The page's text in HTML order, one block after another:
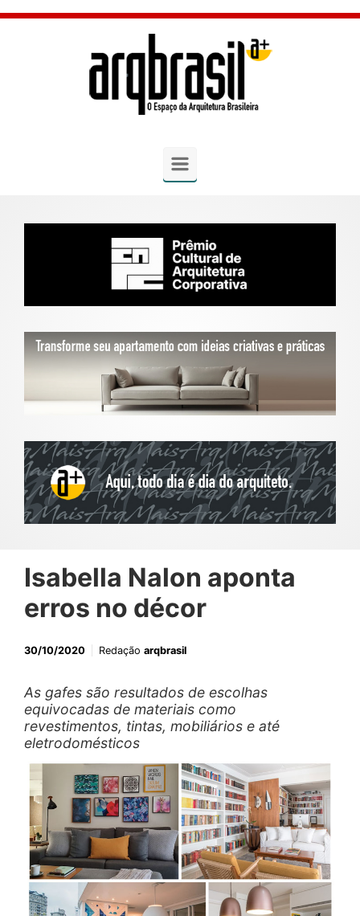
Skip to main content
Isabella Nalon aponta
erros no décor
30/10/2020 Redação arqbrasil
As gafes são resultados de escolhas
equivocadas de materiais como
revestimentos, tintas, mobiliários e até
eletrodomésticos